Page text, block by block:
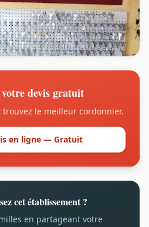
devis gratuit
trouvez le meilleur cordonnier.
en ligne — Gratuit
cet établissement ?
en partageant votre